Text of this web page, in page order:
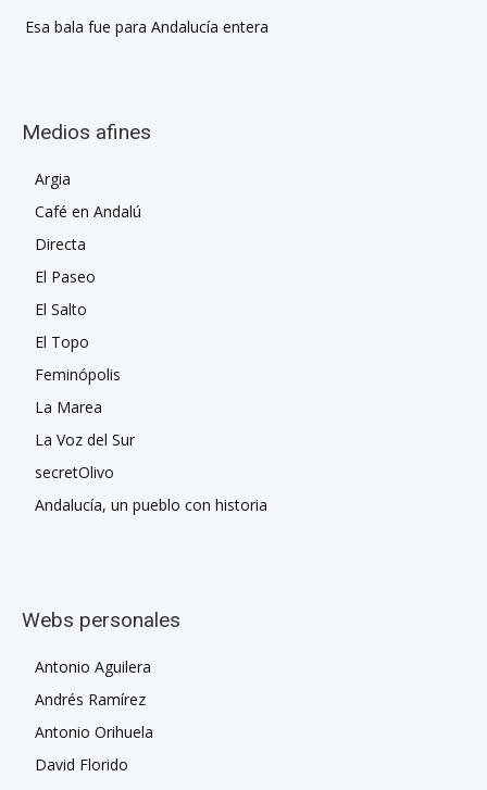
Esa bala fue para Andalucía entera
Medios afines
Argia
Café en Andalú
Directa
El Paseo
El Salto
El Topo
Feminópolis
La Marea
La Voz del Sur
secretOlivo
Andalucía, un pueblo con historia
Webs personales
Antonio Aguilera
Andrés Ramírez
Antonio Orihuela
David Florido